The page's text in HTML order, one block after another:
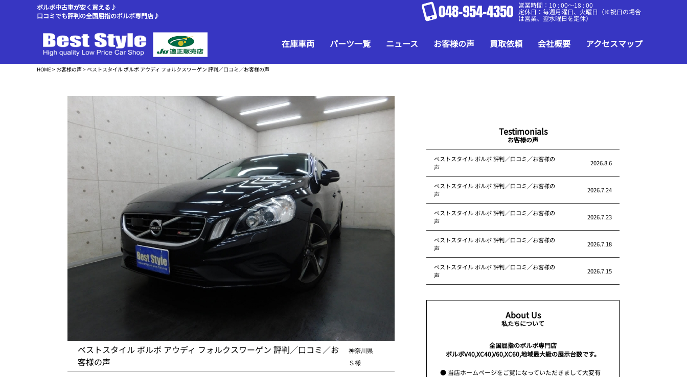
ボルボ中古車が安く買える♪
口コミでも評判の全国屈指のボルボ専門店♪
048-954-4350 営業時間：10 : 00～18 : 00
定休日：毎週月曜日、火曜日（※祝日の場合
は営業、翌水曜日を定休）
在庫車両 パーツ一覧 ニュース お客様の声 買取依頼 会社概要 アクセスマップ
HOME> お客様の声> ベストスタイル ボルボ アウディ フォルクスワーゲン 評判／口コミ／お客様の声
ベストスタイル ボルボ アウディ フォルクスワーゲン 評判／口コミ／お
客様の声
神奈川県
Ｓ様
Testimonials
お客様の声
ベストスタイル ボルボ 評判／口コミ／お客様の
声
2026.8.6
ベストスタイル ボルボ 評判／口コミ／お客様の
声
2026.7.24
ベストスタイル ボルボ 評判／口コミ／お客様の
声
2026.7.23
ベストスタイル ボルボ 評判／口コミ／お客様の
声
2026.7.18
ベストスタイル ボルボ 評判／口コミ／お客様の
声
2026.7.15
About Us
私たちについて
全国屈指のボルボ専門店
ボルボV40,XC40,V60,XC60,地域最大級の展示台数です。
● 当店ホームページをご覧になっていただきまして大変有